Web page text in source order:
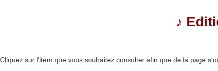
♪
Cliquez sur l'item que vous souhaitez consulter afin que de la page